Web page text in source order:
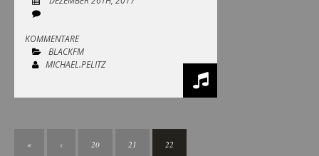
KOMMENTARE
BLACKFM
MICHAEL.PELITZ
« ‹ 20 21 22